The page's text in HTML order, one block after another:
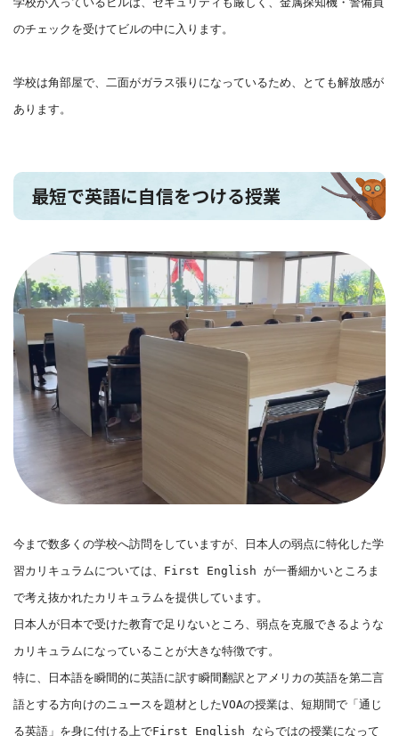
のチェックを受けてビルの中に入ります。
学校は角部屋で、二面がガラス張りになっているため、とても解放感が
あります。
最短で英語に自信をつける授業
今まで数多くの学校へ訪問をしていますが、日本人の弱点に特化した学
習カリキュラムについては、First English が一番細かいところま
で考え抜かれたカリキュラムを提供しています。
日本人が日本で受けた教育で足りないところ、弱点を克服できるような
カリキュラムになっていることが大きな特徴です。
特に、日本語を瞬間的に英語に訳す瞬間翻訳とアメリカの英語を第二言
語とする方向けのニュースを題材としたVOAの授業は、短期間で「通じ
る英語」を身に付ける上でFirst English ならではの授業になって